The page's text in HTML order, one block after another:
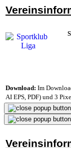
Download: Im
AI EPS, PDF) und 3